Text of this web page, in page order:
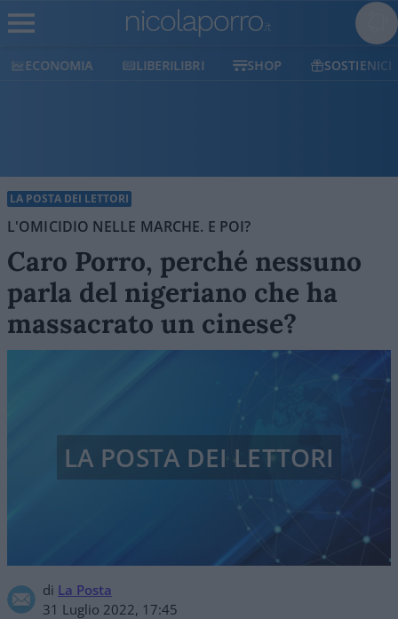
ECONOMIA LIBERILIBRI SHOP SOSTIENICI
LA POSTA DEI LETTORI
L'OMICIDIO NELLE MARCHE. E POI?
Caro Porro, perché nessuno
parla del nigeriano che ha
massacrato un cinese?
di La Posta
31 Luglio 2022, 17:45
LA POSTA DEI LETTORI